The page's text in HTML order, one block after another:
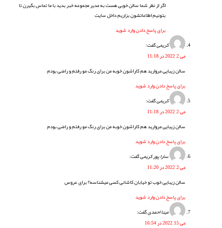
اگر از نظر شما سالن خوبی هست به مدیر مجموعه خبر بدید با ما تماس بگیرن تا
بتونیم اطلاعاتشون بزاریم داخل سایت
برای پاسخ دادن وارد شوید
کریمیگفت:
می 2, 2022 در 11:18
سالن زیبایی مروارید هم کاراشون خوبه من برای رنگ مو رفتم و راضی بودم
برای پاسخ دادن وارد شوید
کریمیگفت:
می 2, 2022 در 11:18
سالن زیبایی مروارید هم کاراشون خوبه من برای رنگ مو رفتم و راضی بودم
برای پاسخ دادن وارد شوید
سارا پور کریمیگفت:
می 2, 2022 در 11:20
سالن زیبایی خوب تو خیابان کاشانی کسی میشناسه؟ برای عروس
برای پاسخ دادن وارد شوید
مینا احمدیگفت:
می 15, 2022 در 16:54